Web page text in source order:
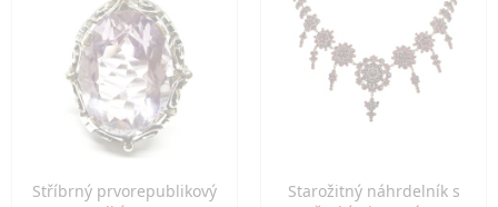
Stříbrný prvorepublikový
Starožitný náhrdelník s